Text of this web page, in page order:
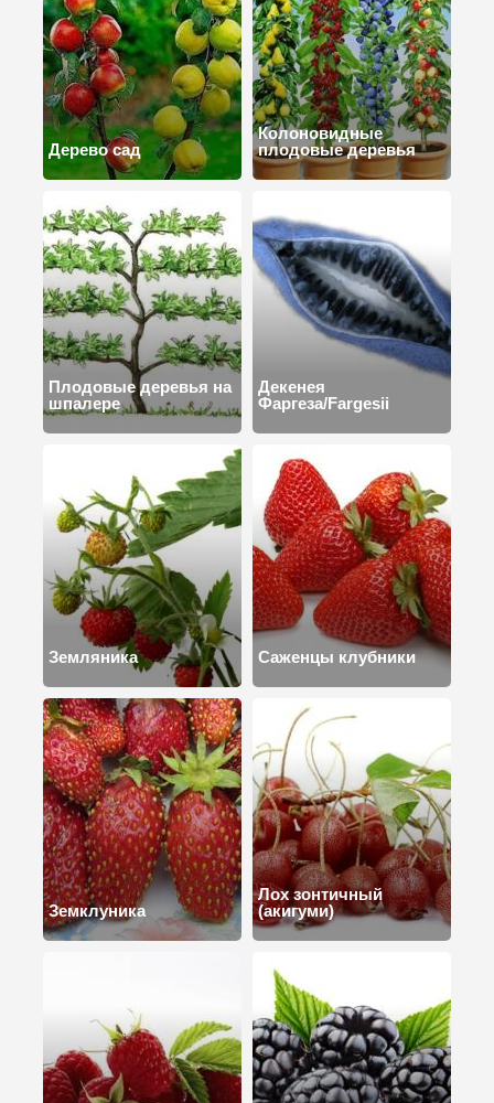
Дерево сад
Колоновидные
плодовые деревья
Плодовые деревья на
шпалере
Декенея
Фаргеза/Fargesii
Земляника Саженцы клубники
Земклуника
Лох зонтичный
(акигуми)